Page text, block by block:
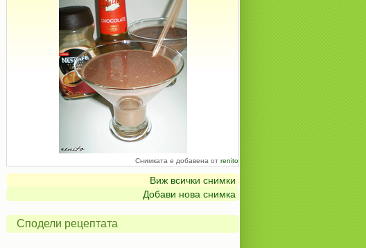
Снимката е добавена от renito
Виж всички снимки
Добави нова снимка
Сподели рецептата